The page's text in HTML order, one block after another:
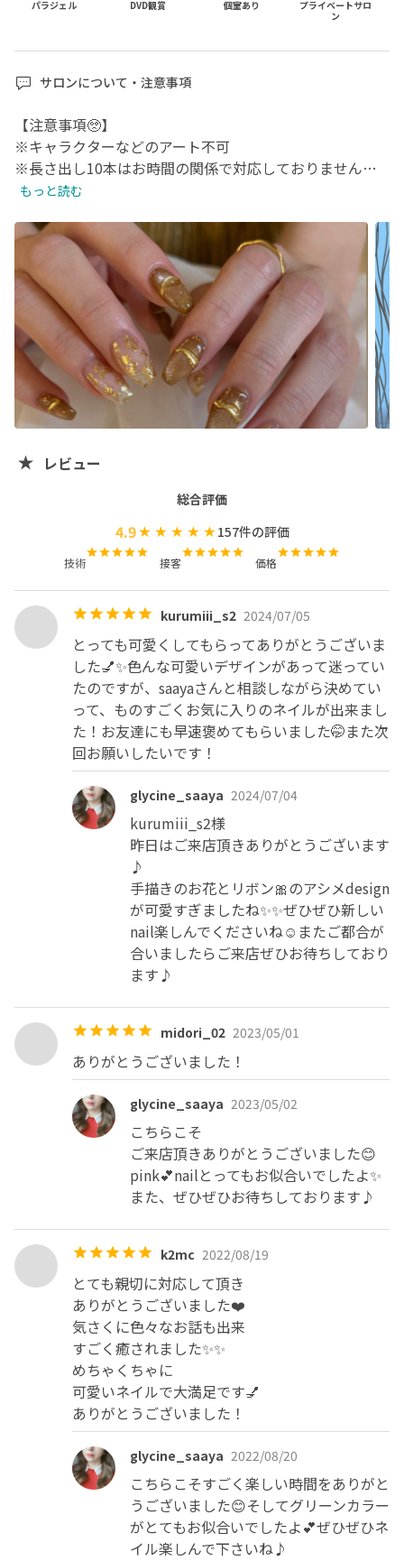
パラジェル DVD観賞 個室あり
プライベートサロ
ン
サロンについて・注意事項
【注意事項🥺】
※キャラクターなどのアート不可
※長さ出し10本はお時間の関係で対応しておりません。
・当日のキャンセルは、施術代50%が発生致します。
その為、前日までにキャンセルをお願い致します。
※心苦しですが体調不良の際も
キャンセル代金が発生致しますので
よろしくお願い致します🙇‍♀️
②ご来店について
・設備上、お子様やペットの同伴は
大変申し訳ございませんがお断りをしております。
・当日グリーンネイルが発覚した場合は
ご了承頂けますと幸いです。
もっと読む
レビュー
総合評価
4.9 157件の評価
技術 接客 価格
kurumiii_s2 2024/07/05
とっても可愛くしてもらってありがとうございま
した💅✨色んな可愛いデザインがあって迷ってい
たのですが、saayaさんと相談しながら決めてい
って、ものすごくお気に入りのネイルが出来まし
た！お友達にも早速褒めてもらいました🤭また次
回お願いしたいです！
glycine_saaya 2024/07/04
kurumiii_s2様
昨日はご来店頂きありがとうございます
♪
手描きのお花とリボン🎀のアシメdesign
が可愛すぎましたね✨✨ぜひぜひ新しい
nail楽しんでくださいね☺️またご都合が
合いましたらご来店ぜひお待ちしており
ます♪
midori_02 2023/05/01
ありがとうございました！
glycine_saaya 2023/05/02
こちらこそ
ご来店頂きありがとうございました😊
pink💕nailとってもお似合いでしたよ✨
また、ぜひぜひお待ちしております♪
k2mc 2022/08/19
とても親切に対応して頂き
ありがとうございました❤️
気さくに色々なお話も出来
すごく癒されました✨✨
めちゃくちゃに
可愛いネイルで大満足です💅
ありがとうございました！
glycine_saaya 2022/08/20
こちらこそすごく楽しい時間をありがと
うございました😊そしてグリーンカラー
がとてもお似合いでしたよ💕ぜひぜひネ
イル楽しんで下さいね♪